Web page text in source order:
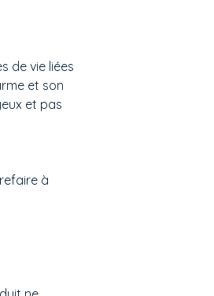
de vie liées
et son
et pas
à